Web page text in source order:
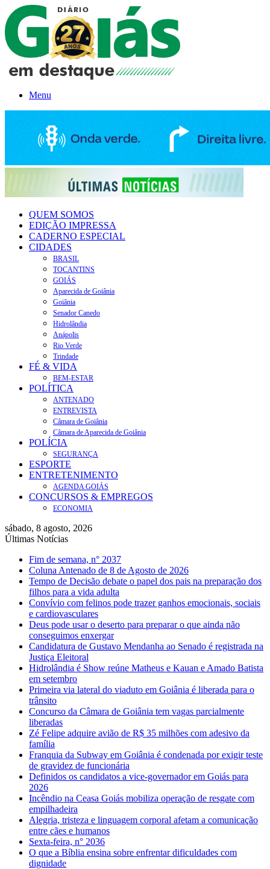
Menu
QUEM SOMOS
EDIÇÃO IMPRESSA
CADERNO ESPECIAL
CIDADES
BRASIL
TOCANTINS
GOIÁS
Aparecida de Goiânia
Goiânia
Senador Canedo
Hidrolândia
Anápolis
Rio Verde
Trindade
FÉ & VIDA
BEM-ESTAR
POLÍTICA
ANTENADO
ENTREVISTA
Câmara de Goiânia
Câmara de Aparecida de Goiânia
POLÍCIA
SEGURANÇA
ESPORTE
ENTRETENIMENTO
AGENDA GOIÁS
CONCURSOS & EMPREGOS
ECONOMIA
sábado, 8 agosto, 2026
Últimas Notícias
Fim de semana, n° 2037
Coluna Antenado de 8 de Agosto de 2026
Tempo de Decisão debate o papel dos pais na preparação dos
filhos para a vida adulta
Convívio com felinos pode trazer ganhos emocionais, sociais
e cardiovasculares
Deus pode usar o deserto para preparar o que ainda não
conseguimos enxergar
Candidatura de Gustavo Mendanha ao Senado é registrada na
Justiça Eleitoral
Hidrolândia é Show reúne Matheus e Kauan e Amado Batista
em setembro
Primeira via lateral do viaduto em Goiânia é liberada para o
trânsito
Concurso da Câmara de Goiânia tem vagas parcialmente
liberadas
Zé Felipe adquire avião de R$ 35 milhões com adesivo da
família
Franquia da Subway em Goiânia é condenada por exigir teste
de gravidez de funcionária
Definidos os candidatos a vice-governador em Goiás para
2026
Incêndio na Ceasa Goiás mobiliza operação de resgate com
empilhadeira
Alegria, tristeza e linguagem corporal afetam a comunicação
entre cães e humanos
Sexta-feira, n° 2036
O que a Bíblia ensina sobre enfrentar dificuldades com
dignidade